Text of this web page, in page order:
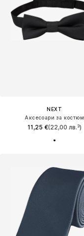
NEXT
Аксесоари за костюм
11,25 €(22,00 лв.³)